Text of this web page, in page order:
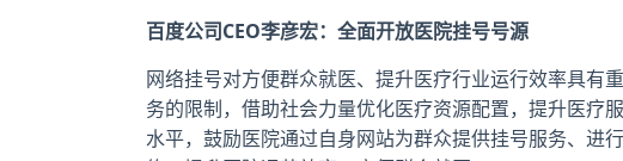
百度公司CEO李彦宏：全面开放医院挂号号源
网络挂号对方便群众就医、提升医疗行业运行效率具有
务的限制，借助社会力量优化医疗资源配置，提升医疗
水平，鼓励医院通过自身网站为群众提供挂号服务、进